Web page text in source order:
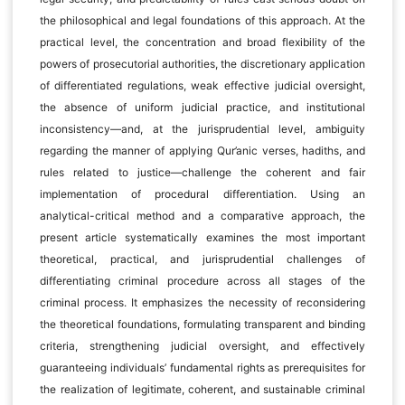
the philosophical and legal foundations of this approach. At the
practical level, the concentration and broad flexibility of the
powers of prosecutorial authorities, the discretionary application
of differentiated regulations, weak effective judicial oversight,
the absence of uniform judicial practice, and institutional
inconsistency—and, at the jurisprudential level, ambiguity
regarding the manner of applying Qur’anic verses, hadiths, and
rules related to justice—challenge the coherent and fair
implementation of procedural differentiation. Using an
analytical-critical method and a comparative approach, the
present article systematically examines the most important
theoretical, practical, and jurisprudential challenges of
differentiating criminal procedure across all stages of the
criminal process. It emphasizes the necessity of reconsidering
the theoretical foundations, formulating transparent and binding
criteria, strengthening judicial oversight, and effectively
guaranteeing individuals’ fundamental rights as prerequisites for
the realization of legitimate, coherent, and sustainable criminal